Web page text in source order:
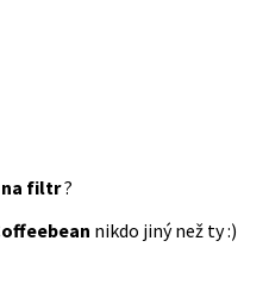
na filtr?
nikdo jiný než ty :)